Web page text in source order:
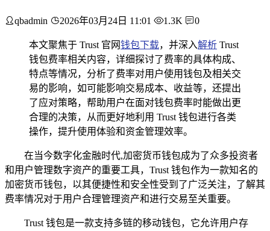
qbadmin 2026年03月24日 11:01 1.3K 0
本文聚焦于 Trust 官网钱包下载，并深入解析 Trust
钱包费率相关内容，详细探讨了费率的具体构成、
特点等情况，分析了费率对用户使用钱包及相关交
易的影响，如可能影响交易成本、收益等，还提出
了应对策略，帮助用户在面对钱包费率时能做出更
合理的决策，从而更好地利用 Trust 钱包进行各类
操作，提升使用体验和资金管理效率。
在当今数字化金融时代,加密货币钱包成为了众多投资者
和用户管理数字资产的重要工具，Trust 钱包作为一款知名的
加密货币钱包，以其便捷性和安全性受到了广泛关注，了解其
费率情况对于用户合理管理资产和进行交易至关重要。
Trust 钱包是一款支持多链的移动钱包，它允许用户存